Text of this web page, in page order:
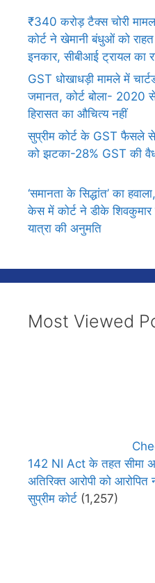
₹340 करोड़ टैक्स चोरी
कोर्ट ने खेमानी बंधुओं को
इनकार, सीबीआई ट्रायल का
GST धोखाधड़ी मामले में
जमानत, कोर्ट बोला- 2020
हिरासत का औचित्य नहीं
सुप्रीम कोर्ट के GST फैसले से
को झटका-28% GST की
‘समानता के सिद्धांत’ का
केस में कोर्ट ने डीके शिवकुमार
यात्रा की अनुमति
Most Viewed
142 NI Act के तहत सीमा
अतिरिक्त आरोपी को
सुप्रीम कोर्ट (1,257)